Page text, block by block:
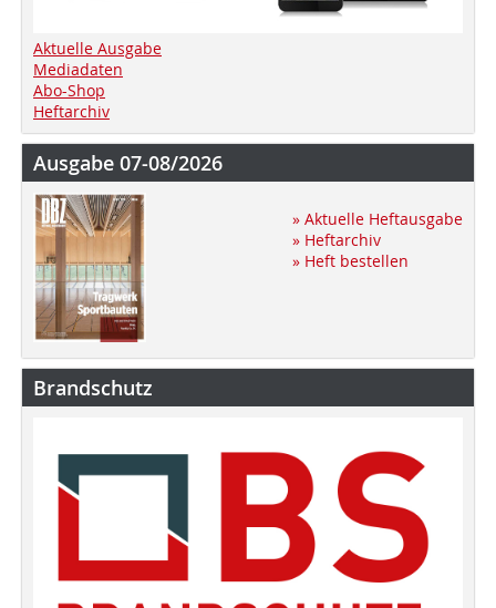
Aktuelle Ausgabe
Mediadaten
Abo-Shop
Heftarchiv
Ausgabe 07-08/2026
» Aktuelle Heftausgabe
» Heftarchiv
» Heft bestellen
Brandschutz